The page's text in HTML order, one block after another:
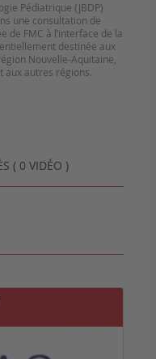
Pédiatrique (JBDP)
une consultation de
de FMC à l’interface de la
destinée aux
Nouvelle-Aquitaine,
( 0 VIDÉO )